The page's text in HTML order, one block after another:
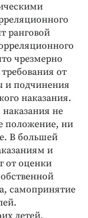
ранговой
чрезмерно
от
и подчинения
наказания.
не
положение, ни
В большей
и
от оценки
самопринятие